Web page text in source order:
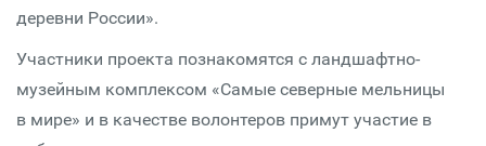
деревни России».
Участники проекта познакомятся с ландшафтно-
музейным комплексом «Самые северные мельницы
в мире» и в качестве волонтеров примут участие в